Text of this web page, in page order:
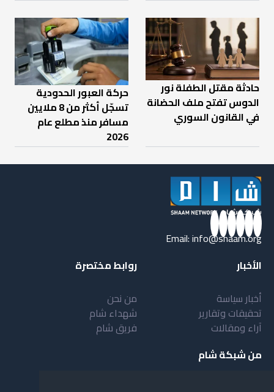
حادثة مقتل الطفلة نور
الدوس تفتح ملف الحضانة
في القانون السوري
حركة العبور الحدودية
تسجّل أكثر من 8 ملايين
مسافر منذ مطلع عام
2026
Email:info@shaam.org
الأخبار
أخبار سياسة
تحقيقات وتقارير
آراء ومقالات
روابط مختصرة
من نحن
شهداء شام
فريق شام
من شبكة شام